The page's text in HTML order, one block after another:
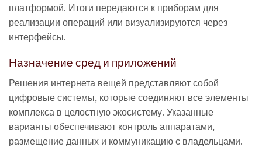
платформой. Итоги передаются к приборам для
реализации операций или визуализируются через
интерфейсы.
Назначение сред и приложений
Решения интернета вещей представляют собой
цифровые системы, которые соединяют все элементы
комплекса в целостную экосистему. Указанные
варианты обеспечивают контроль аппаратами,
размещение данных и коммуникацию с владельцами.